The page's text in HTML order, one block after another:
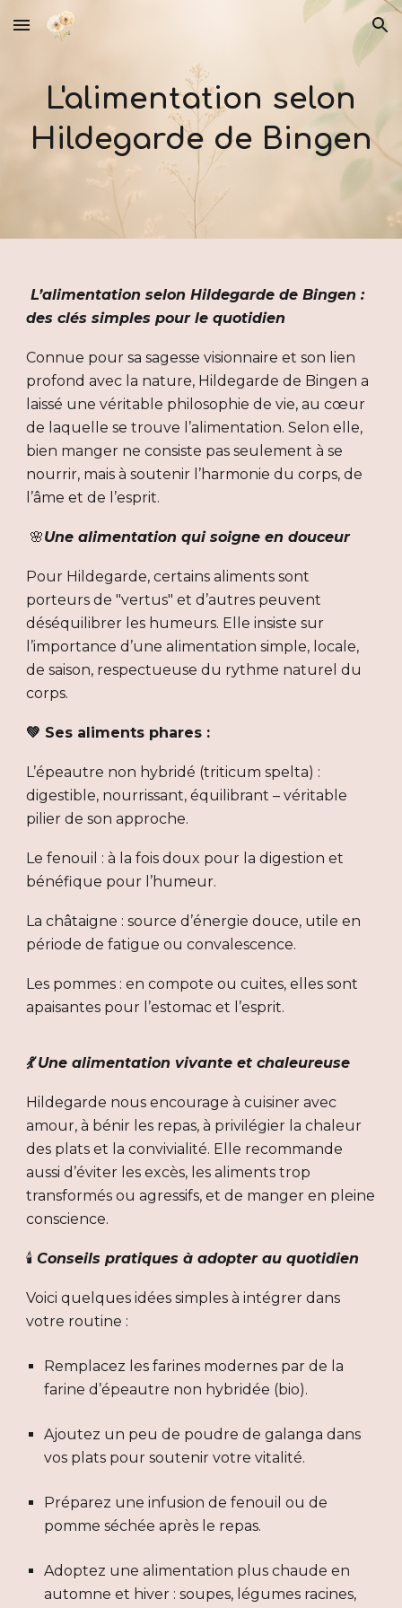
Skip to main content Skip to navigation
L'alimentation selon
Hildegarde de Bingen
L’alimentation selon Hildegarde de Bingen :
des clés simples pour le quotidien
Connue pour sa sagesse visionnaire et son lien
profond avec la nature, Hildegarde de Bingen a
laissé une véritable philosophie de vie, au cœur
de laquelle se trouve l’alimentation. Selon elle,
bien manger ne consiste pas seulement à se
nourrir, mais à soutenir l’harmonie du corps, de
l’âme et de l’esprit.
🌸Une alimentation qui soigne en douceur
Pour Hildegarde, certains aliments sont
porteurs de "vertus" et d’autres peuvent
déséquilibrer les humeurs. Elle insiste sur
l’importance d’une alimentation simple, locale,
de saison, respectueuse du rythme naturel du
corps.
💚 Ses aliments phares :
L’épeautre non hybridé (triticum spelta) :
digestible, nourrissant, équilibrant – véritable
pilier de son approche.
Le fenouil : à la fois doux pour la digestion et
bénéfique pour l’humeur.
La châtaigne : source d’énergie douce, utile en
période de fatigue ou convalescence.
Les pommes : en compote ou cuites, elles sont
apaisantes pour l’estomac et l’esprit.
💃 Une alimentation vivante et chaleureuse
Hildegarde nous encourage à cuisiner avec
amour, à bénir les repas, à privilégier la chaleur
des plats et la convivialité. Elle recommande
aussi d’éviter les excès, les aliments trop
transformés ou agressifs, et de manger en pleine
conscience.
🕯️Conseils pratiques à adopter au quotidien
Voici quelques idées simples à intégrer dans
votre routine :
Remplacez les farines modernes par de la
farine d’épeautre non hybridée (bio).
Ajoutez un peu de poudre de galanga dans
vos plats pour soutenir votre vitalité.
Préparez une infusion de fenouil ou de
pomme séchée après le repas.
Adoptez une alimentation plus chaude en
automne et hiver : soupes, légumes racines,